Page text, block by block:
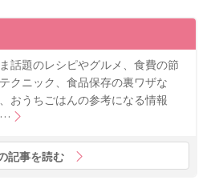
話題のレシピやグルメ、食費の節
クニック、食品保存の裏ワザな
おうちごはんの参考になる情報
記事を読む